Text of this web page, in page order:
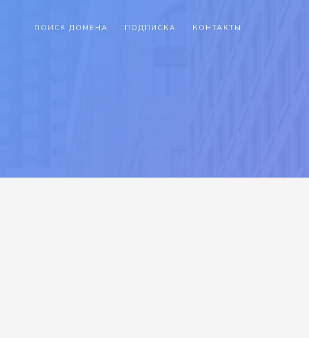
ПОИСК ДОМЕНА ПОДПИСКА КОНТАКТЫ